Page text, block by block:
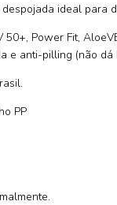
ideal para
Power Fit,
e anti-pilling (não dá
PP